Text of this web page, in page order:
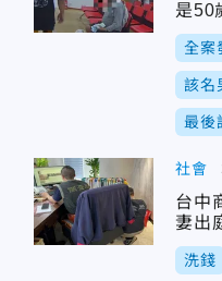
是50
全案
該名
最後
社會
台中
妻出
洗錢